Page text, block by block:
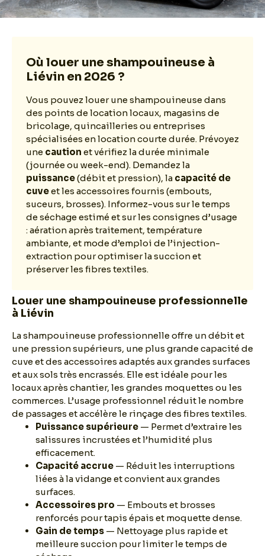
Où louer une shampouineuse à
Liévin en 2026 ?
Vous pouvez louer une shampouineuse dans
des points de location locaux, magasins de
bricolage, quincailleries ou entreprises
spécialisées en location courte durée. Prévoyez
une caution et vérifiez la durée minimale
(journée ou week-end). Demandez la
puissance(débit et pression), la capacité de
cuveet les accessoires fournis (embouts,
suceurs, brosses). Informez-vous sur le temps
de séchage estimé et sur les consignes d’usage
: aération après traitement, température
ambiante, et mode d’emploi de l’injection-
extraction pour optimiser la succion et
préserver les fibres textiles.
Louer une shampouineuse professionnelle
à Liévin
La shampouineuse professionnelle offre un débit et
une pression supérieurs, une plus grande capacité de
cuve et des accessoires adaptés aux grandes surfaces
et aux sols très encrassés. Elle est idéale pour les
locaux après chantier, les grandes moquettes ou les
commerces. L’usage professionnel réduit le nombre
de passages et accélère le rinçage des fibres textiles.
Puissance supérieure — Permet d’extraire les
salissures incrustées et l’humidité plus
efficacement.
Capacité accrue — Réduit les interruptions
liées à la vidange et convient aux grandes
surfaces.
Accessoires pro — Embouts et brosses
renforcés pour tapis épais et moquette dense.
Gain de temps — Nettoyage plus rapide et
meilleure succion pour limiter le temps de